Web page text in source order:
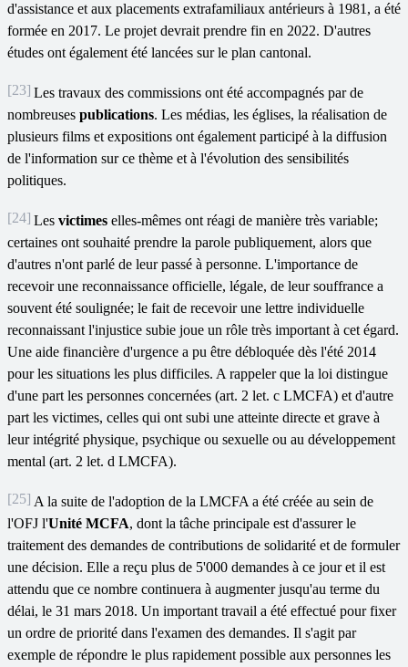
d'assistance et aux placements extrafamiliaux antérieurs à 1981, a été
formée en 2017. Le projet devrait prendre fin en 2022. D'autres
études ont également été lancées sur le plan cantonal.
[23] Les travaux des commissions ont été accompagnés par de
nombreuses publications. Les médias, les églises, la réalisation de
plusieurs films et expositions ont également participé à la diffusion
de l'information sur ce thème et à l'évolution des sensibilités
politiques.
[24] Les victimes elles-mêmes ont réagi de manière très variable;
certaines ont souhaité prendre la parole publiquement, alors que
d'autres n'ont parlé de leur passé à personne. L'importance de
recevoir une reconnaissance officielle, légale, de leur souffrance a
souvent été soulignée; le fait de recevoir une lettre individuelle
reconnaissant l'injustice subie joue un rôle très important à cet égard.
Une aide financière d'urgence a pu être débloquée dès l'été 2014
pour les situations les plus difficiles. A rappeler que la loi distingue
d'une part les personnes concernées (art. 2 let. c LMCFA) et d'autre
part les victimes, celles qui ont subi une atteinte directe et grave à
leur intégrité physique, psychique ou sexuelle ou au développement
mental (art. 2 let. d LMCFA).
[25] A la suite de l'adoption de la LMCFA a été créée au sein de
l'OFJ l'Unité MCFA, dont la tâche principale est d'assurer le
traitement des demandes de contributions de solidarité et de formuler
une décision. Elle a reçu plus de 5'000 demandes à ce jour et il est
attendu que ce nombre continuera à augmenter jusqu'au terme du
délai, le 31 mars 2018. Un important travail a été effectué pour fixer
un ordre de priorité dans l'examen des demandes. Il s'agit par
exemple de répondre le plus rapidement possible aux personnes les